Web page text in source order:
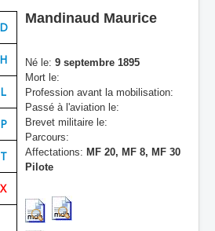
D
H
L
P
T
X
Mandinaud Maurice
Né le: 9 septembre 1895
Mort le:
Profession avant la mobilisation:
Passé à l'aviation le:
Brevet militaire le:
Parcours:
Affectations: MF 20, MF 8, MF 30
Pilote